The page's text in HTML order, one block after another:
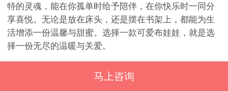
特的灵魂，能在你孤单时给予陪伴，在你快乐时一同分
享喜悦。无论是放在床头，还是摆在书架上，都能为生
活增添一份温馨与甜蜜。选择一款可爱布娃娃，就是选
择一份无尽的温暖与关爱。
马上咨询